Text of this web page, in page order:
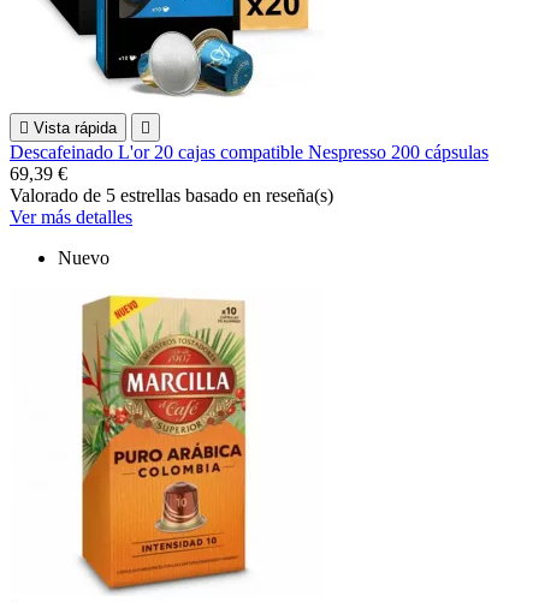
 Vista rápida 
Descafeinado L'or 20 cajas compatible Nespresso 200 cápsulas
69,39 €
Valorado de 5 estrellas basado en reseña(s)
Ver más detalles
Nuevo